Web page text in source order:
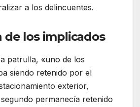
a los delincuentes.
de los implicados
patrulla, «uno de los
siendo retenido por el
exterior,
permanecía retenido